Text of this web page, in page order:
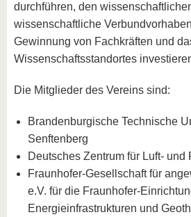
durchführen, den
wissenschaftliche
Gewinnung von Fachkräften und
Wissenschaftsstandortes
Die Mitglieder des Vereins sind:
Brandenburgische Technische
Senftenberg
Deutsches Zentrum für Luft- und
Fraunhofer-Gesellschaft für
e.V. für die Fraunhofer-
Energieinfrastrukturen und